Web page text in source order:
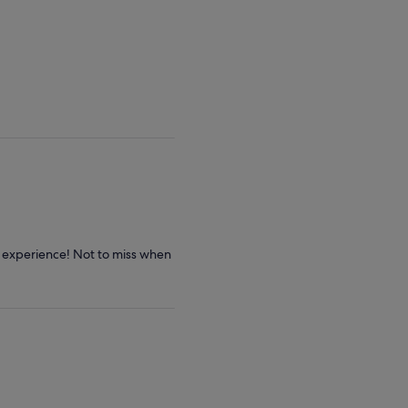
Not to miss when